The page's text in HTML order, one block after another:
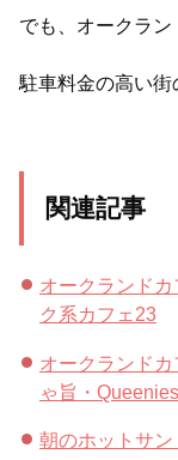
でも、オークラン
駐車料金の高い
関連記事
オークランド
ク系カフェ23
オークランド
ゃ旨・Queenies
朝のホットサ